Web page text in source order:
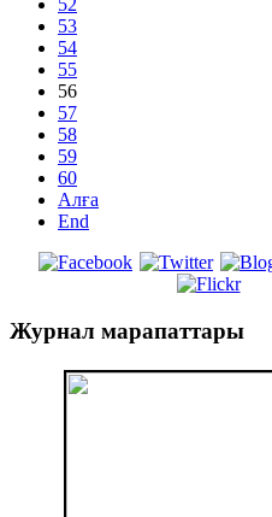
52
53
54
55
56
57
58
59
60
Алға
End
Журнал марапаттары